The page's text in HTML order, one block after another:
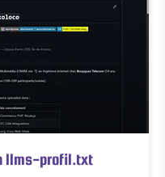
llms-profil.txt